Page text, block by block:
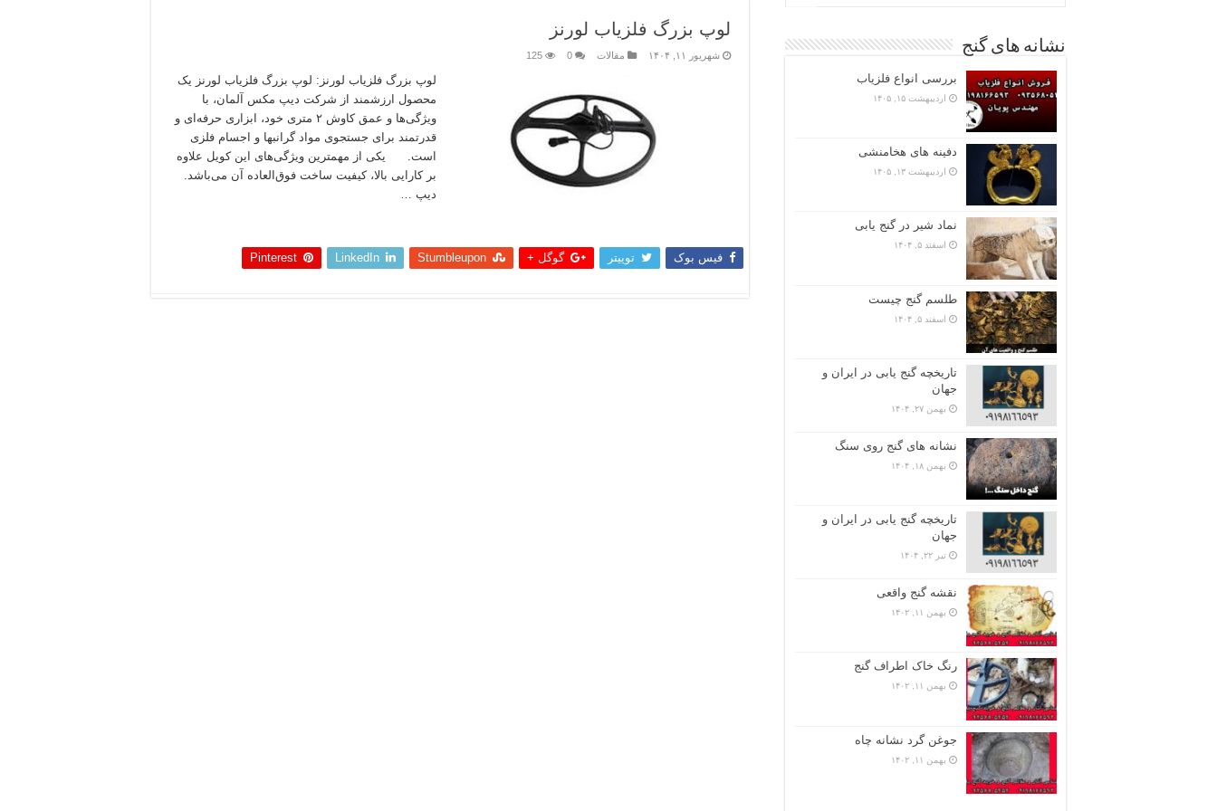
لوپ بزرگ فلزیاب لورنز
شهریور ۱۱, ۱۴۰۴ مقالات 0
125
لوپ بزرگ فلزیاب لورنز: لوپ بزرگ فلزیاب لورنز یک
محصول ارزشمند از شرکت دیپ مکس آلمان، با
ویژگی‌ها و عمق کاوش ۲ متری خود، ابزاری حرفه‌ای و
قدرتمند برای جستجوی مواد گرانبها و اجسام فلزی
است. یکی از مهمترین ویژگی‌های این کویل علاوه
بر کارایی بالا، کیفیت ساخت فوق‌العاده آن می‌باشد.
دیپ …
فیس بوک توییتر گوگل + Stumbleupon
LinkedIn
Pinterest
نشانه های گنج
بررسی انواع فلزیاب
اردیبهشت ۱۵, ۱۴۰۵
دفینه های هخامنشی
اردیبهشت ۱۳, ۱۴۰۵
نماد شیر در گنج یابی
اسفند ۵, ۱۴۰۴
طلسم گنج چیست
اسفند ۵, ۱۴۰۴
تاریخچه گنج‌ یابی در ایران و
جهان
بهمن ۲۷, ۱۴۰۴
نشانه های گنج روی سنگ
بهمن ۱۸, ۱۴۰۴
تاریخچه گنج‌ یابی در ایران و
جهان
تیر ۲۲, ۱۴۰۴
نقشه گنج واقعی
بهمن ۱۱, ۱۴۰۲
رنگ خاک اطراف گنج
بهمن ۱۱, ۱۴۰۲
جوغن گرد نشانه چاه
بهمن ۱۱, ۱۴۰۲